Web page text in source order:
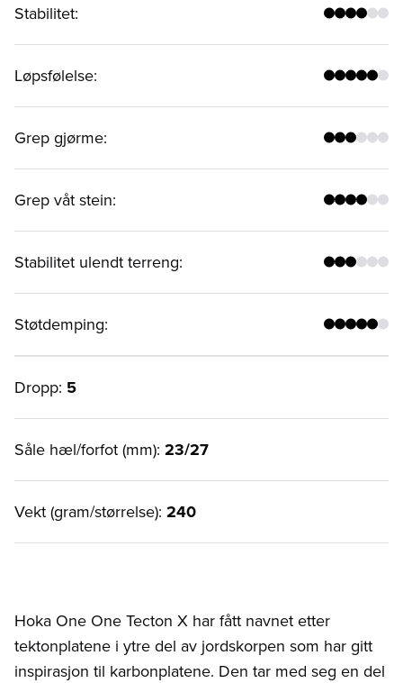
Stabilitet:
Løpsfølelse:
Grep gjørme:
Grep våt stein:
Stabilitet ulendt terreng:
Støtdemping:
Dropp: 5
Såle hæl/forfot (mm): 23/27
Vekt (gram/størrelse): 240
Hoka One One Tecton X har fått navnet etter
tektonplatene i ytre del av jordskorpen som har gitt
inspirasjon til karbonplatene. Den tar med seg en del